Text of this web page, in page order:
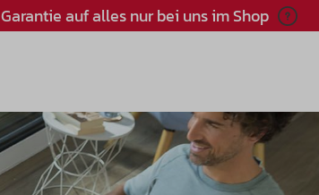
Garantie auf alles nur bei uns im Shop